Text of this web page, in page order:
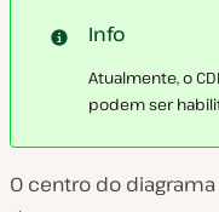
Info
Atualmente, o
podem ser
O centro do